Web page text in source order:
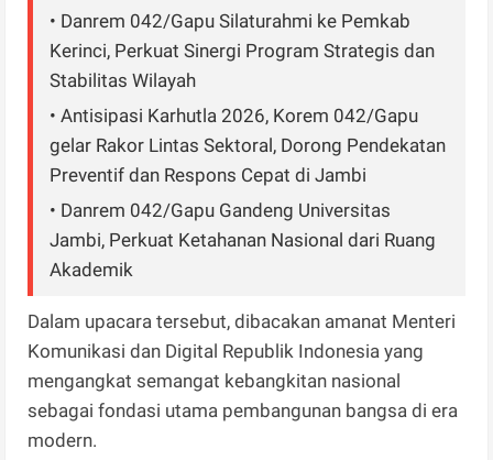
• Danrem 042/Gapu Silaturahmi ke Pemkab
Kerinci, Perkuat Sinergi Program Strategis dan
Stabilitas Wilayah
• Antisipasi Karhutla 2026, Korem 042/Gapu
gelar Rakor Lintas Sektoral, Dorong Pendekatan
Preventif dan Respons Cepat di Jambi
• Danrem 042/Gapu Gandeng Universitas
Jambi, Perkuat Ketahanan Nasional dari Ruang
Akademik
Dalam upacara tersebut, dibacakan amanat Menteri
Komunikasi dan Digital Republik Indonesia yang
mengangkat semangat kebangkitan nasional
sebagai fondasi utama pembangunan bangsa di era
modern.